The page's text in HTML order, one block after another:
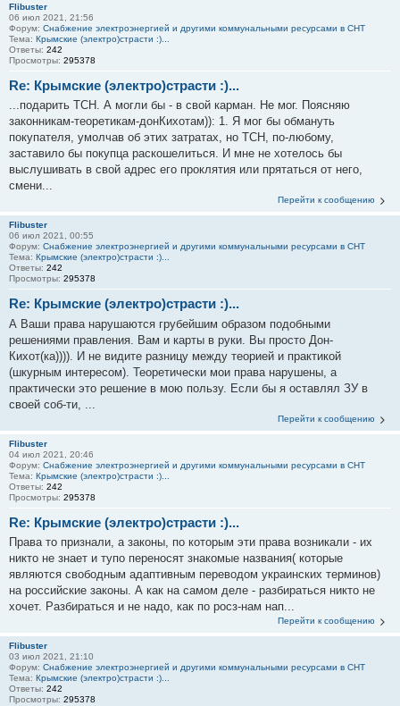
Flibuster
06 июл 2021, 21:56
Форум: Снабжение электроэнергией и другими коммунальными ресурсами в СНТ
Тема: Крымские (электро)страсти :)...
Ответы: 242
Просмотры: 295378
Re: Крымские (электро)страсти :)...
...подарить ТСН. А могли бы - в свой карман. Не мог. Поясняю
законникам-теоретикам-донКихотам)): 1. Я мог бы обмануть
покупателя, умолчав об этих затратах, но ТСН, по-любому,
заставило бы покупца раскошелиться. И мне не хотелось бы
выслушивать в свой адрес его проклятия или прятаться от него,
смени...
Перейти к сообщению
Flibuster
06 июл 2021, 00:55
Форум: Снабжение электроэнергией и другими коммунальными ресурсами в СНТ
Тема: Крымские (электро)страсти :)...
Ответы: 242
Просмотры: 295378
Re: Крымские (электро)страсти :)...
А Ваши права нарушаются грубейшим образом подобными
решениями правления. Вам и карты в руки. Вы просто Дон-
Кихот(ка)))). И не видите разницу между теорией и практикой
(шкурным интересом). Теоретически мои права нарушены, а
практически это решение в мою пользу. Если бы я оставлял ЗУ в
своей соб-ти, ...
Перейти к сообщению
Flibuster
04 июл 2021, 20:46
Форум: Снабжение электроэнергией и другими коммунальными ресурсами в СНТ
Тема: Крымские (электро)страсти :)...
Ответы: 242
Просмотры: 295378
Re: Крымские (электро)страсти :)...
Права то признали, а законы, по которым эти права возникали - их
никто не знает и тупо переносят знакомые названия( которые
являются свободным адаптивным переводом украинских терминов)
на российские законы. А как на самом деле - разбираться никто не
хочет. Разбираться и не надо, как по росз-нам нап...
Перейти к сообщению
Flibuster
03 июл 2021, 21:10
Форум: Снабжение электроэнергией и другими коммунальными ресурсами в СНТ
Тема: Крымские (электро)страсти :)...
Ответы: 242
Просмотры: 295378